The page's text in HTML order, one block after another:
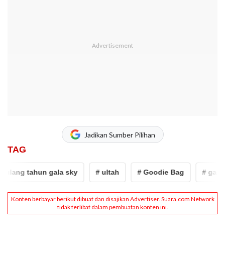
Jadikan Sumber Pilihan
TAG
tahun gala sky # ultah # Goodie Bag # gala